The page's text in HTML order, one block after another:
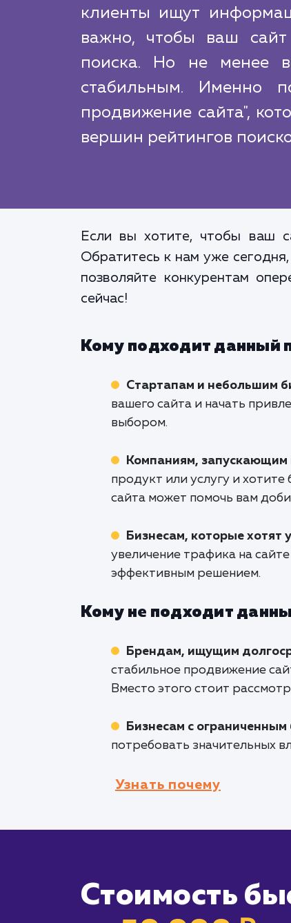
клиенты ищут
важно, чтобы ваш сайт
поиска. Но не менее
стабильным. Именно
продвижение сайта",
вершин рейтингов
Если вы хотите, чтобы ваш
Обратитесь к нам уже
позволяйте конкурентам
сейчас!
Кому подходит данный
Стартапам и небольшим
вашего сайта и начать
выбором.
Компаниям, запускающим
продукт или услугу и
сайта может помочь вам
Бизнесам, которые хотят
увеличение трафика на
эффективным решением.
Кому не подходит
Брендам, ищущим
стабильное продвижение
Вместо этого стоит
Бизнесам с
потребовать значительных
Узнать почему
Стоимость